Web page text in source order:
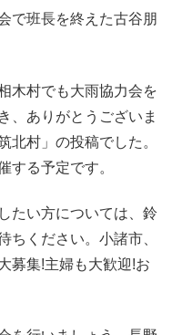
で班長を終えた古谷朋
木村でも大雨協力会を
、ありがとうございま
北村」の投稿でした。
する予定です。
たい方については、鈴
ちください。小諸市、
募集!主婦も大歓迎!お